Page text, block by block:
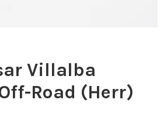
Villalba
Road (Herr)